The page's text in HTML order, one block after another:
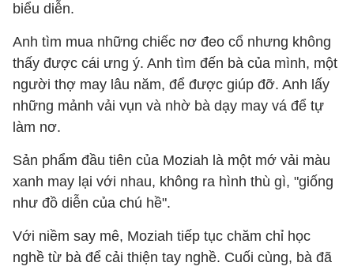
biểu diễn.
Anh tìm mua những chiếc nơ đeo cổ nhưng không
thấy được cái ưng ý. Anh tìm đến bà của mình, một
người thợ may lâu năm, để được giúp đỡ. Anh lấy
những mảnh vải vụn và nhờ bà dạy may vá để tự
làm nơ.
Sản phẩm đầu tiên của Moziah là một mớ vải màu
xanh may lại với nhau, không ra hình thù gì, "giống
như đồ diễn của chú hề".
Với niềm say mê, Moziah tiếp tục chăm chỉ học
nghề từ bà để cải thiện tay nghề. Cuối cùng, bà đã